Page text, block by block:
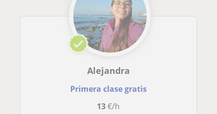
Alejandra
Primera clase gratis
13€/h